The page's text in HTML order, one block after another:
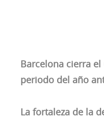
Barcelona cierra
periodo del año
La fortaleza de la